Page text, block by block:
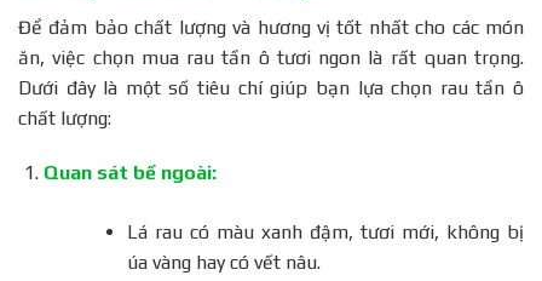
Để đảm bảo chất lượng và hương vị tốt nhất cho các món
ăn, việc chọn mua rau tần ô tươi ngon là rất quan trọng.
Dưới đây là một số tiêu chí giúp bạn lựa chọn rau tần ô
chất lượng:
Quan sát bề ngoài:
Lá rau có màu xanh đậm, tươi mới, không bị
úa vàng hay có vết nâu.